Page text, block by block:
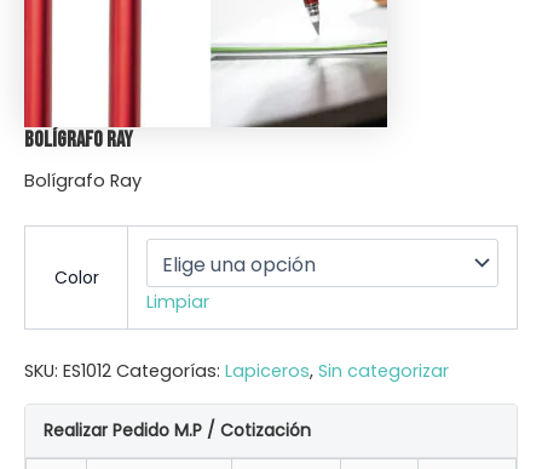
Bolígrafo Ray
Bolígrafo Ray
Color
Limpiar
SKU: ES1012 Categorías: Lapiceros, Sin categorizar
Realizar Pedido M.P / Cotización